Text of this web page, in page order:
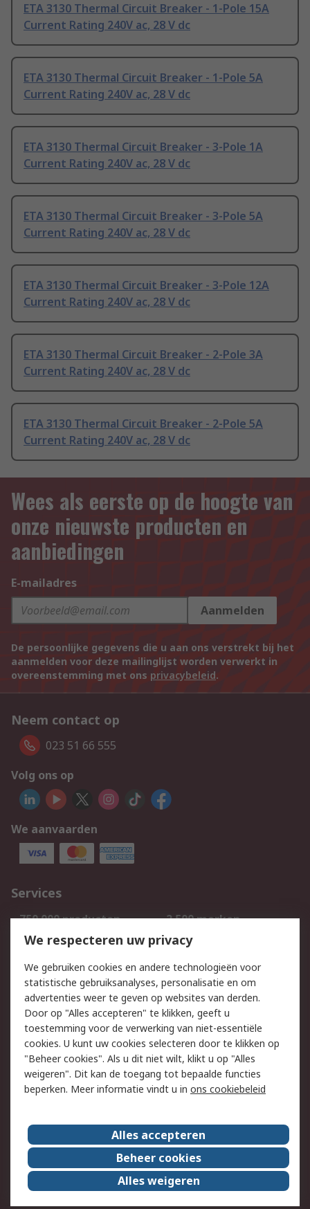
ETA 3130 Thermal Circuit Breaker - 1-Pole 15A
Current Rating 240V ac, 28 V dc
ETA 3130 Thermal Circuit Breaker - 1-Pole 5A
Current Rating 240V ac, 28 V dc
ETA 3130 Thermal Circuit Breaker - 3-Pole 1A
Current Rating 240V ac, 28 V dc
ETA 3130 Thermal Circuit Breaker - 3-Pole 5A
Current Rating 240V ac, 28 V dc
ETA 3130 Thermal Circuit Breaker - 3-Pole 12A
Current Rating 240V ac, 28 V dc
ETA 3130 Thermal Circuit Breaker - 2-Pole 3A
Current Rating 240V ac, 28 V dc
ETA 3130 Thermal Circuit Breaker - 2-Pole 5A
Current Rating 240V ac, 28 V dc
Wees als eerste op de hoogte van
onze nieuwste producten en
aanbiedingen
E-mailadres
Aanmelden
De persoonlijke gegevens die u aan ons verstrekt bij het
aanmelden voor deze mailinglijst worden verwerkt in
overeenstemming met ons privacybeleid.
Neem contact op
023 51 66 555
Volg ons op
We aanvaarden
Services
750.000 producten
2.500 merken
Bestellen
Inkoopoplossingen
Track & Trace
Wettelijk
Cookiebeleid
Email veiligheid
Privacybeleid
Websitevoorwaarden
Algemene
verkoopvoorwaarden
Over RS
RS Group
Over ons
RS wereldwijd
Werken bij RS
ESG
We respecteren uw privacy
We gebruiken cookies en andere technologieën voor
statistische gebruiksanalyses, personalisatie en om
advertenties weer te geven op websites van derden.
Door op "Alles accepteren" te klikken, geeft u
toestemming voor de verwerking van niet-essentiële
cookies. U kunt uw cookies selecteren door te klikken op
"Beheer cookies". Als u dit niet wilt, klikt u op "Alles
weigeren". Dit kan de toegang tot bepaalde functies
beperken. Meer informatie vindt u in ons cookiebeleid
Alles accepteren
Beheer cookies
Alles weigeren